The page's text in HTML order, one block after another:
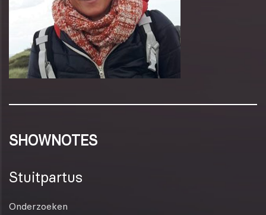
SHOWNOTES
Stuitpartus
Onderzoeken